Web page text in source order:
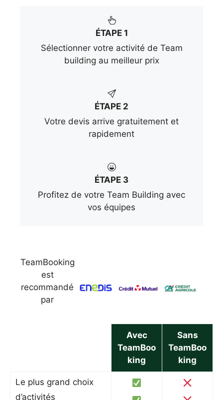
ÉTAPE 1
Sélectionner votre activité de Team
building au meilleur prix
ÉTAPE 2
Votre devis arrive gratuitement et
rapidement
ÉTAPE 3
Profitez de votre Team Building avec
vos équipes
TeamBooking
est
recommandé
par
Avec
TeamBoo
king
Sans
TeamBoo
king
Le plus grand choix
d’activités